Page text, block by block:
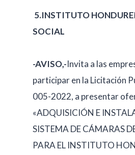
5.INSTITUTO
SOCIAL
-AVISO,-Invita a las
participar en la Licitación
005-2022, a presentar
«ADQUISICIÓN E
SISTEMA DE CÁMARAS
PARA EL INSTITUTO